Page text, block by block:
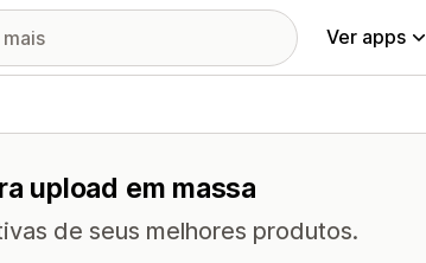
Ver apps
upload em massa
de seus melhores produtos.